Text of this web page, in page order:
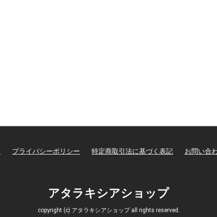
プライバシーポリシー 特定商取引法に基づく表記 お問い合
アタラキシアショップ
copyright (c) アタラキシアショップ all rights reserved.